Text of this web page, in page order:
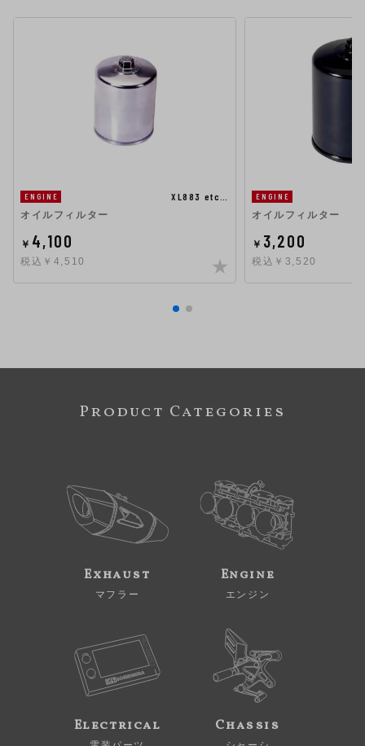
ENGINE
XL883 etc…
オイルフィルター
￥ 4,100
税込￥4,510
ENGINE
オイルフィルター
￥ 3,200
税込￥3,520
Product Categories
Exhaust
マフラー
Engine
エンジン
Electrical Chassis